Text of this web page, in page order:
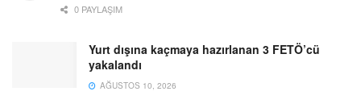
0 PAYLAŞIM
Yurt dışına kaçmaya hazırlanan 3 FETÖ’cü
yakalandı
AĞUSTOS 10, 2026